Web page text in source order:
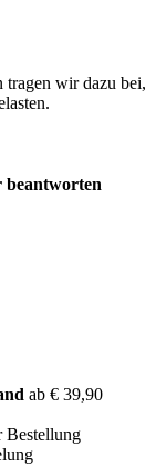
wir dazu bei,
beantworten
ab € 39,90
Bestellung